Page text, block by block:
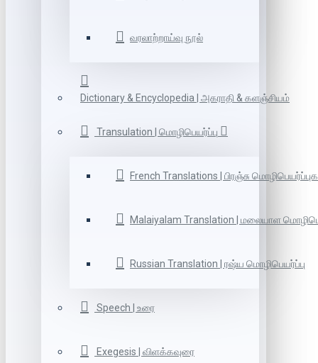
வரலாற்றாய்வு நூல்
Dictionary & Encyclopedia | அகராதி & களஞ்சியம்
Transulation | மொழிபெயர்ப்பு
French Translations | பிரஞ்சு
Malaiyalam Translation | மலையாள
Russian Translation | ரஷ்ய மொழிபெயர்ப்பு
Speech | உரை
Exegesis | விளக்கவுரை